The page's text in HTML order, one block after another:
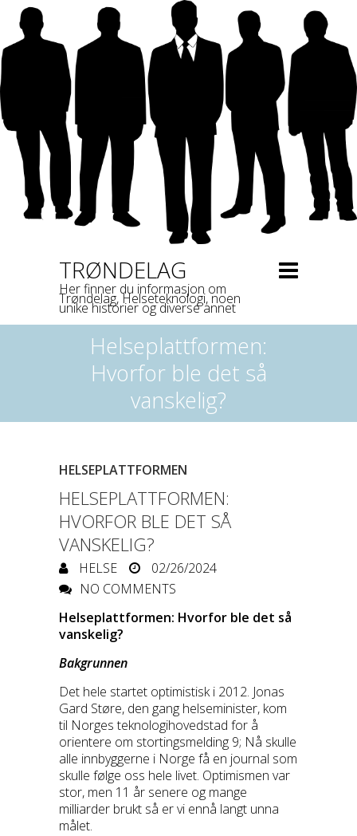
TRØNDELAG
Her finner du informasjon om
Trøndelag, Helseteknologi, noen
unike historier og diverse annet
Helseplattformen:
Hvorfor ble det så
vanskelig?
HELSEPLATTFORMEN
HELSEPLATTFORMEN:
HVORFOR BLE DET SÅ
VANSKELIG?
HELSE
02/26/2024
NO COMMENTS
Helseplattformen: Hvorfor ble det så
vanskelig?
Bakgrunnen
Det hele startet optimistisk i 2012. Jonas
Gard Støre, den gang helseminister, kom
til Norges teknologihovedstad for å
orientere om stortingsmelding 9; Nå skulle
alle innbyggerne i Norge få en journal som
skulle følge oss hele livet. Optimismen var
stor, men 11 år senere og mange
milliarder brukt så er vi ennå langt unna
målet.